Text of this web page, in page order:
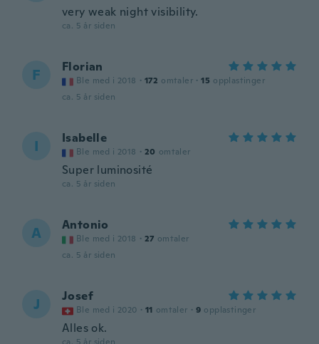
very weak night visibility.
ca. 5 år siden
F Florian
Ble med i 2018 · 172 omtaler · 15 opplastinger
ca. 5 år siden
I Isabelle
Ble med i 2018 · 20 omtaler
Super luminosité
ca. 5 år siden
A Antonio
Ble med i 2018 · 27 omtaler
ca. 5 år siden
J Josef
Ble med i 2020 · 11 omtaler · 9 opplastinger
Alles ok.